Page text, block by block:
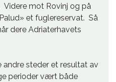
mot Rovinj og på
et fuglereservat. Så
dere Adriaterhavets
andre steder et resultat av
perioder vært både